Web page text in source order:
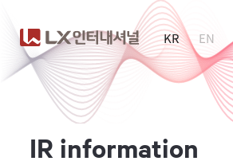
KR EN
IR information